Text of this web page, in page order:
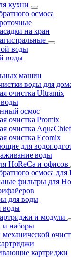
кухни
осмоса
на кран
воды
воды
машин
воды для
очистка Ultramix
воды
осмос
очистка Promix
очистка AquaChief
очистка Ecomix
для
воды
HoReCa и офисов
осмоса для
фильтры для
для воды
воды
и модули
и наборы
картриджи